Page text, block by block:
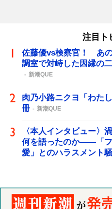
注目ト
佐藤優vs検察官！ あ
調室で対峙した因縁の
新潮QUE
肉乃小路ニクヨ「わた
冊
新潮QUE
〈本人インタビュー〉
何を語ったのか――「
愛」とのハラスメント